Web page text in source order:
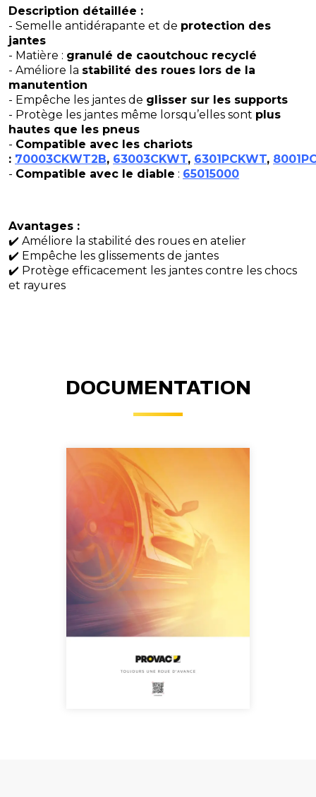
Description détaillée :
- Semelle antidérapante et de protection des
jantes
- Matière : granulé de caoutchouc recyclé
- Améliore la stabilité des roues lors de la
manutention
- Empêche les jantes de glisser sur les supports
- Protège les jantes même lorsqu’elles sont plus
hautes que les pneus
- Compatible avec les chariots
: 70003CKWT2B, 63003CKWT, 6301PCKWT,
- Compatible avec le diable : 65015000
Avantages :
✔️ Améliore la stabilité des roues en atelier
✔️ Empêche les glissements de jantes
✔️ Protège efficacement les jantes contre les chocs
et rayures
DOCUMENTATION